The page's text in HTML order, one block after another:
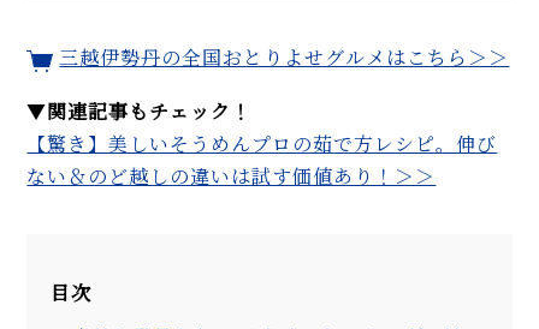
三越伊勢丹の全国おとりよせグルメはこちら＞＞
▼関連記事もチェック！
【驚き】美しいそうめんプロの茹で方レシピ。伸び
ない＆のど越しの違いは試す価値あり！＞＞
目次